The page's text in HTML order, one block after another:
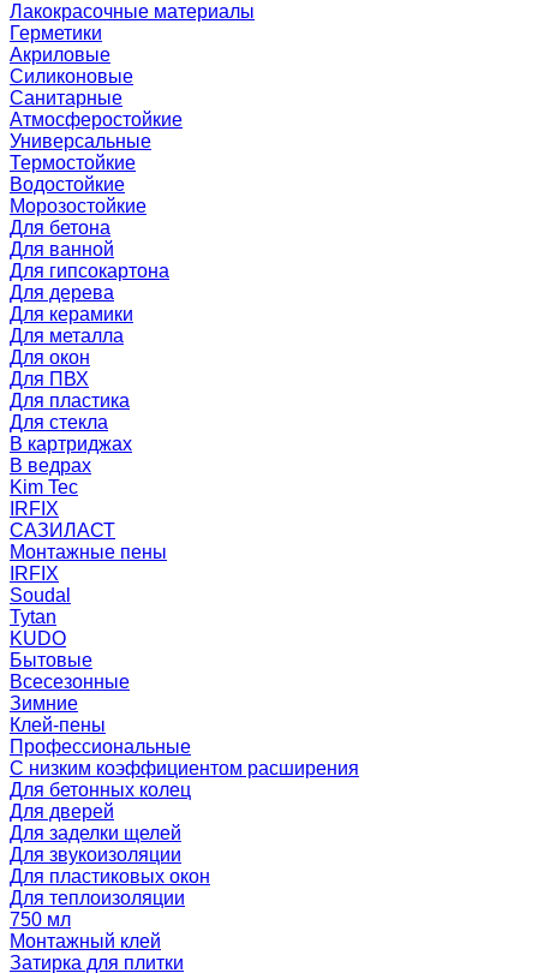
Лакокрасочные материалы
Герметики
Акриловые
Силиконовые
Санитарные
Атмосферостойкие
Универсальные
Термостойкие
Водостойкие
Морозостойкие
Для бетона
Для ванной
Для гипсокартона
Для дерева
Для керамики
Для металла
Для окон
Для ПВХ
Для пластика
Для стекла
В картриджах
В ведрах
Kim Tec
IRFIX
САЗИЛАСТ
Монтажные пены
IRFIX
Soudal
Tytan
KUDO
Бытовые
Всесезонные
Зимние
Клей-пены
Профессиональные
С низким коэффициентом расширения
Для бетонных колец
Для дверей
Для заделки щелей
Для звукоизоляции
Для пластиковых окон
Для теплоизоляции
750 мл
Монтажный клей
Затирка для плитки